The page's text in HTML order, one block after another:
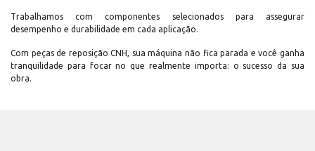
Trabalhamos com componentes selecionados para assegurar
desempenho e durabilidade em cada aplicação.
Com peças de reposição CNH, sua máquina não fica parada e você ganha
tranquilidade para focar no que realmente importa: o sucesso da sua
obra.